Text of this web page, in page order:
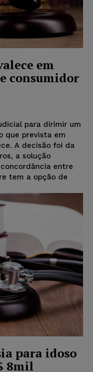
em
consumidor
para dirimir um
que prevista em
A decisão foi da
a solução
entre
tem a opção de
para idoso
8mil